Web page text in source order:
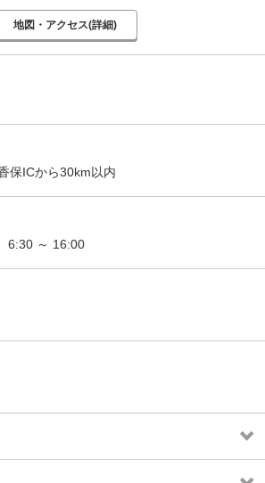
地図・アクセス(詳細)
保ICから30km以内
6:30 ～ 16:00